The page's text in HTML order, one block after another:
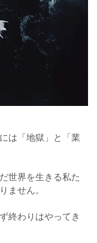
は「地獄」と「業
世界を生きる私た
ません。
終わりはやってき